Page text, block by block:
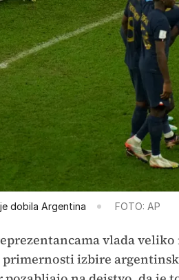
dobila Argentina FOTO: AP
vlada
izbire